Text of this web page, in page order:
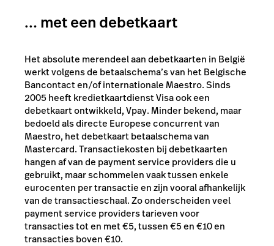
… met een debetkaart
Het absolute merendeel aan debetkaarten in België
werkt volgens de betaalschema’s van het Belgische
Bancontact en/of internationale Maestro. Sinds
2005 heeft kredietkaartdienst Visa ook een
debetkaart ontwikkeld, Vpay. Minder bekend, maar
bedoeld als directe Europese concurrent van
Maestro, het debetkaart betaalschema van
Mastercard. Transactiekosten bij debetkaarten
hangen af van de payment service providers die u
gebruikt, maar schommelen vaak tussen enkele
eurocenten per transactie en zijn vooral afhankelijk
van de transactieschaal. Zo onderscheiden veel
payment service providers tarieven voor
transacties tot en met €5, tussen €5 en €10 en
transacties boven €10.